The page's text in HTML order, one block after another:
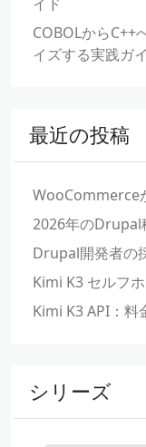
COBOLからC++
イズする実践ガ
最近の投稿
WooCommerce
2026年のDrupal
Drupal開発者の
Kimi K3 セルフ
Kimi K3 API：料
シリーズ